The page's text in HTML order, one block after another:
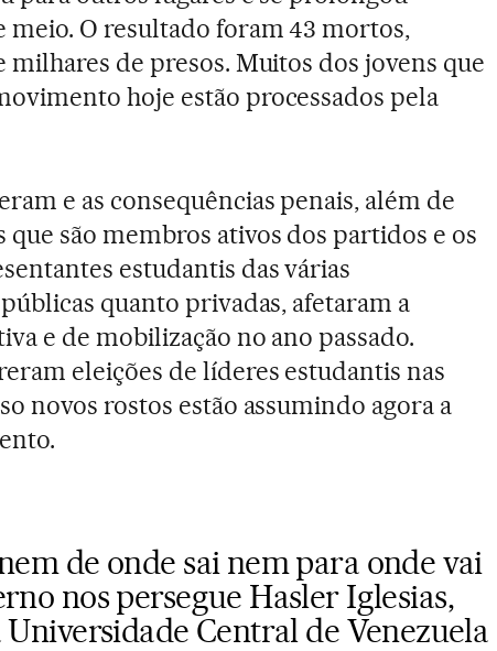
meio. O resultado foram 43 mortos,
milhares de presos. Muitos dos jovens que
hoje estão processados pela
e as consequências penais, além de
são membros ativos dos partidos e os
estudantis das várias
quanto privadas, afetaram a
e de mobilização no ano passado.
eleições de líderes estudantis nas
novos rostos estão assumindo agora a
de onde sai nem para onde vai
nos persegue Hasler Iglesias,
Central de Venezuela